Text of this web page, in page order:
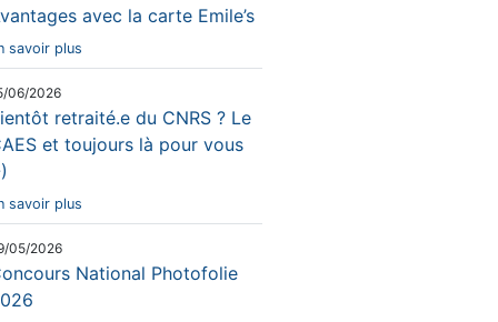
avec la carte Emile’s
savoir plus
06/2026
retraité.e du CNRS ? Le
et toujours là pour vous
savoir plus
05/2026
National Photofolie